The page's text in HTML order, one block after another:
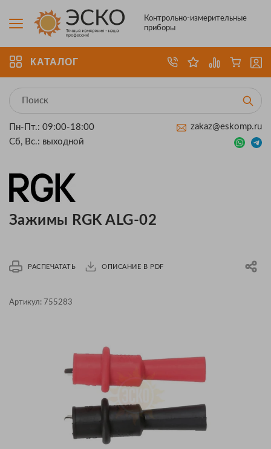
Контрольно-измерительные
приборы
КАТАЛОГ
Пн-Пт.: 09:00-18:00
Сб, Вс.: выходной
zakaz@eskomp.ru
Зажимы RGK ALG-02
РАСПЕЧАТАТЬ ОПИСАНИЕ В PDF
Артикул: 755283